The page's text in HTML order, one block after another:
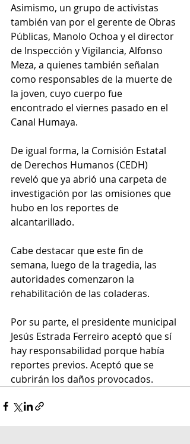
Asimismo, un grupo de activistas
también van por el gerente de Obras
Públicas, Manolo Ochoa y el director
de Inspección y Vigilancia, Alfonso
Meza, a quienes también señalan
como responsables de la muerte de
la joven, cuyo cuerpo fue
encontrado el viernes pasado en el
Canal Humaya.
De igual forma, la Comisión Estatal
de Derechos Humanos (CEDH)
reveló que ya abrió una carpeta de
investigación por las omisiones que
hubo en los reportes de
alcantarillado.
Cabe destacar que este fin de
semana, luego de la tragedia, las
autoridades comenzaron la
rehabilitación de las coladeras.
Por su parte, el presidente municipal
Jesús Estrada Ferreiro aceptó que sí
hay responsabilidad porque había
reportes previos. Aceptó que se
cubrirán los daños provocados.